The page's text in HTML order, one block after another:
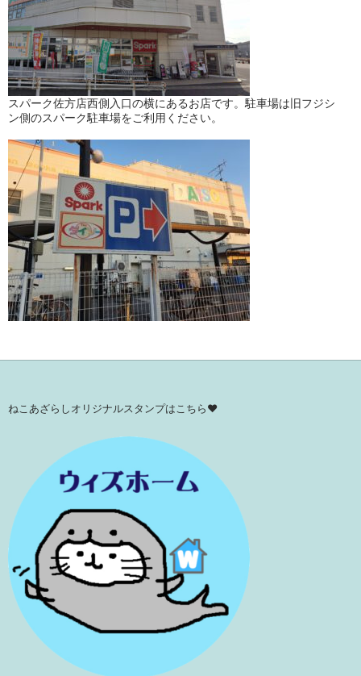
スパーク佐方店西側入口の横にあるお店です。駐車場は旧フジシ
ン側のスパーク駐車場をご利用ください。
ねこあざらしオリジナルスタンプはこちら♥